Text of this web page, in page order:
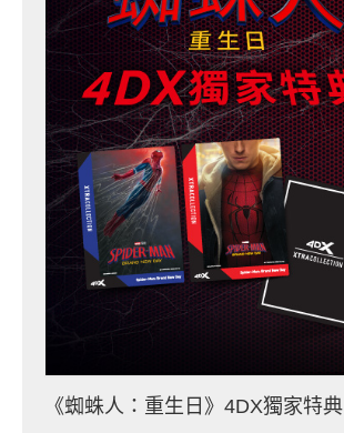
《蜘蛛人：重生日》4DX獨家特典